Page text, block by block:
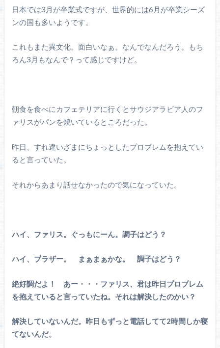
日本では3月が卒業式ですが、世界的には6月が卒業シーズ
ンの国も多いようです。
これもまた異文化。面白いなぁ。なんでなんだろう。もち
ろん3月もなんで？って感じですけど。
朝食を食べにカフェテリアに行くとサウジアラビア人のフ
ァリスがパンを焼いているところだった。
昨日、すれ違いざまにちょっとしたプロブレムを抱えてい
ると言っていた。
それからあまり話せなかったので気になっていた。
ハイ、ファリス。ぐっもにーん。調子はどう？
ハイ、ブラザー。 まぁまぁかな。 調子はどう？
絶好調だよ！ あー・・・ファリス、君は昨日プロブレム
を抱えていると言っていたね。それは解決したのかい？
解決していないんだ。昨日もずっと電話してて2時間しか寝
てないんだ。